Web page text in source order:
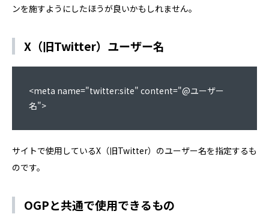
ンを施すようにしたほうが良いかもしれません。
X（旧Twitter）ユーザー名
<meta name="twitter:site" content="@ユーザー
名">
サイトで使用しているX（旧Twitter）のユーザー名を指定するも
のです。
OGPと共通で使用できるもの